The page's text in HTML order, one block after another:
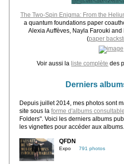
The Two-Spin Enigma: From the
a quantum foundations paper
Alexia Auffèves, Nayla Farouki
(paper
Voir aussi la liste complète des
Derniers
Depuis juillet 2014, mes photos sont
site sous la forme d'albums
Folders". Voici les derniers albums
les vignettes pour accéder aux albums.
QFDN
Expo 791 photos